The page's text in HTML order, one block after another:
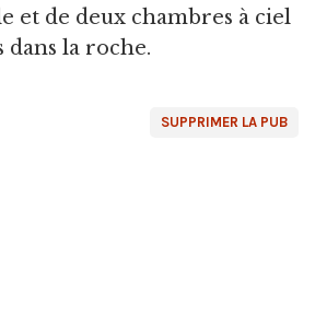
et de deux chambres à ciel
dans la roche.
SUPPRIMER LA PUB